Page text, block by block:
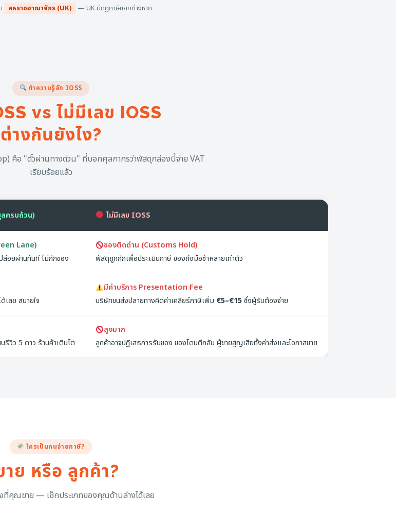
สหราชอาณาจักร (UK) — UK มีกฎภาษีแยกต่างหาก
ทำความรู้จัก IOSS
vs ไม่มีเลข IOSS
ต่างกันยังไง?
คือ "ตั๋วผ่านทางด่วน" ที่บอกศุลกากรว่าพัสดุกล่องนี้จ่าย VAT
เรียบร้อยแล้ว
ครบถ้วน) ไม่มีเลข IOSS
Lane)
ล่อยผ่านทันที ไม่กักของ
ของติดด่าน (Customs Hold)
พัสดุถูกกักเพื่อประเมินภาษี ของถึงมือช้าหลายเท่าตัว
เลย สบายใจ
มีค่าบริการ Presentation Fee
บริษัทขนส่งปลายทางคิดค่าเคลียร์ภาษีเพิ่ม €5–€15ซึ่งผู้รับต้องจ่าย
รีวิว 5 ดาว ร้านค้าเติบโต
สูงมาก
ลูกค้าอาจปฏิเสธการรับของ ของโดนตีกลับ ผู้ขายสูญเสียทั้งค่าส่งและโอกาสขาย
ใครเป็นคนจ่ายภาษี?
ย หรือ ลูกค้า?
คุณขาย — เช็กประเภทของคุณด้านล่างได้เลย